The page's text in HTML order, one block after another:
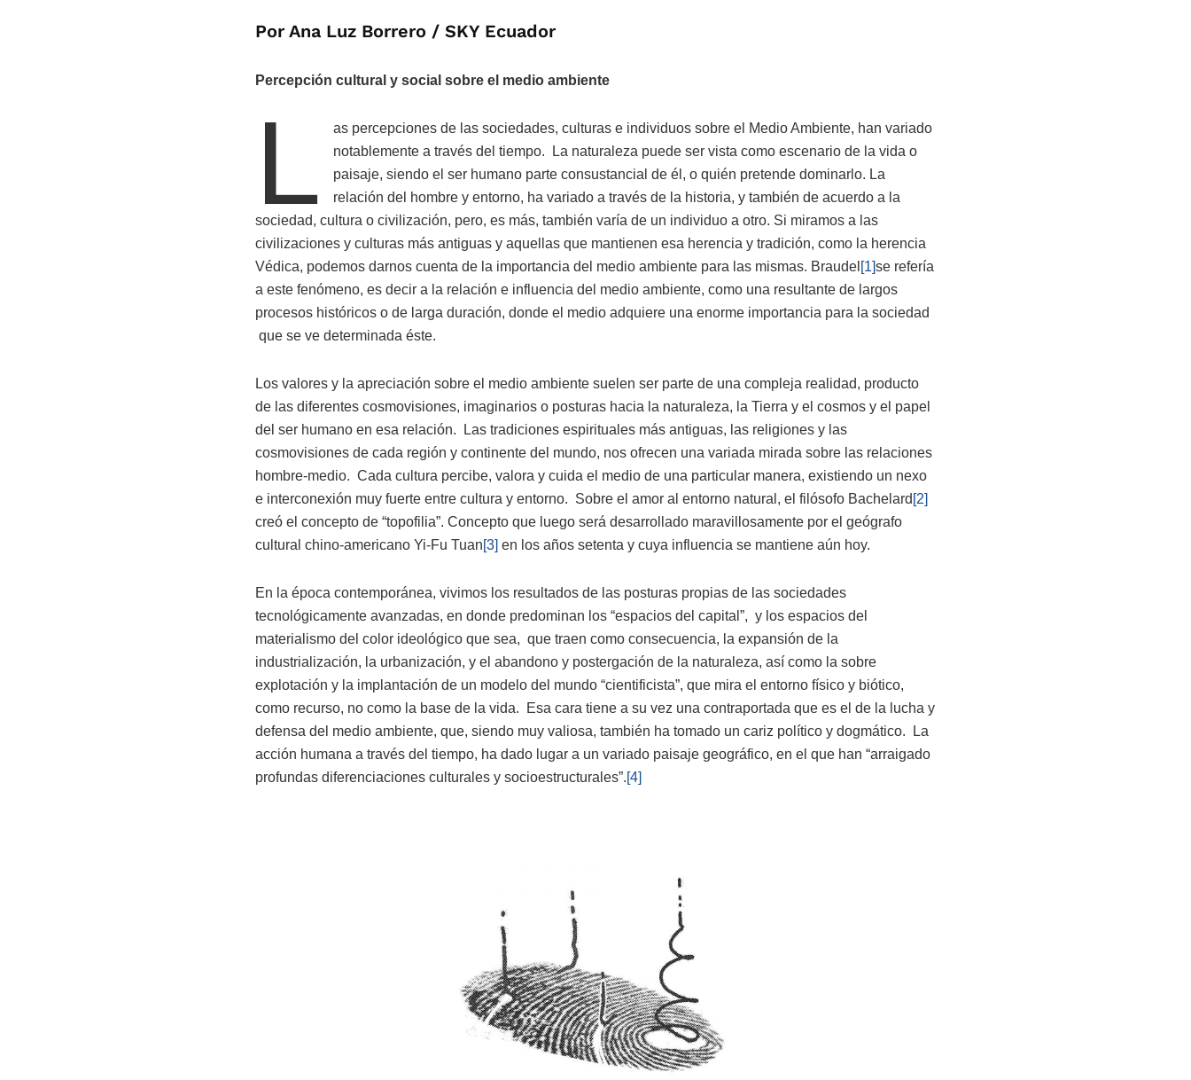
Por Ana Luz Borrero / SKY Ecuador
Percepción cultural y social sobre el medio ambiente
L
as percepciones de las sociedades, culturas e individuos sobre el Medio Ambiente, han variado
notablemente a través del tiempo. La naturaleza puede ser vista como escenario de la vida o
paisaje, siendo el ser humano parte consustancial de él, o quién pretende dominarlo. La
relación del hombre y entorno, ha variado a través de la historia, y también de acuerdo a la
sociedad, cultura o civilización, pero, es más, también varía de un individuo a otro. Si miramos a las
civilizaciones y culturas más antiguas y aquellas que mantienen esa herencia y tradición, como la herencia
Védica, podemos darnos cuenta de la importancia del medio ambiente para las mismas. Braudel [1]se refería
a este fenómeno, es decir a la relación e influencia del medio ambiente, como una resultante de largos
procesos históricos o de larga duración, donde el medio adquiere una enorme importancia para la sociedad
que se ve determinada éste.
Los valores y la apreciación sobre el medio ambiente suelen ser parte de una compleja realidad, producto
de las diferentes cosmovisiones, imaginarios o posturas hacia la naturaleza, la Tierra y el cosmos y el papel
del ser humano en esa relación. Las tradiciones espirituales más antiguas, las religiones y las
cosmovisiones de cada región y continente del mundo, nos ofrecen una variada mirada sobre las relaciones
hombre-medio. Cada cultura percibe, valora y cuida el medio de una particular manera, existiendo un nexo
e interconexión muy fuerte entre cultura y entorno. Sobre el amor al entorno natural, el filósofo Bachelard [2]
creó el concepto de “topofilia”. Concepto que luego será desarrollado maravillosamente por el geógrafo
cultural chino-americano Yi-Fu Tuan[3] en los años setenta y cuya influencia se mantiene aún hoy.
En la época contemporánea, vivimos los resultados de las posturas propias de las sociedades
tecnológicamente avanzadas, en donde predominan los “espacios del capital”, y los espacios del
materialismo del color ideológico que sea, que traen como consecuencia, la expansión de la
industrialización, la urbanización, y el abandono y postergación de la naturaleza, así como la sobre
explotación y la implantación de un modelo del mundo “cientificista”, que mira el entorno físico y biótico,
como recurso, no como la base de la vida. Esa cara tiene a su vez una contraportada que es el de la lucha y
defensa del medio ambiente, que, siendo muy valiosa, también ha tomado un cariz político y dogmático. La
acción humana a través del tiempo, ha dado lugar a un variado paisaje geográfico, en el que han “arraigado
profundas diferenciaciones culturales y socioestructurales”.[4]